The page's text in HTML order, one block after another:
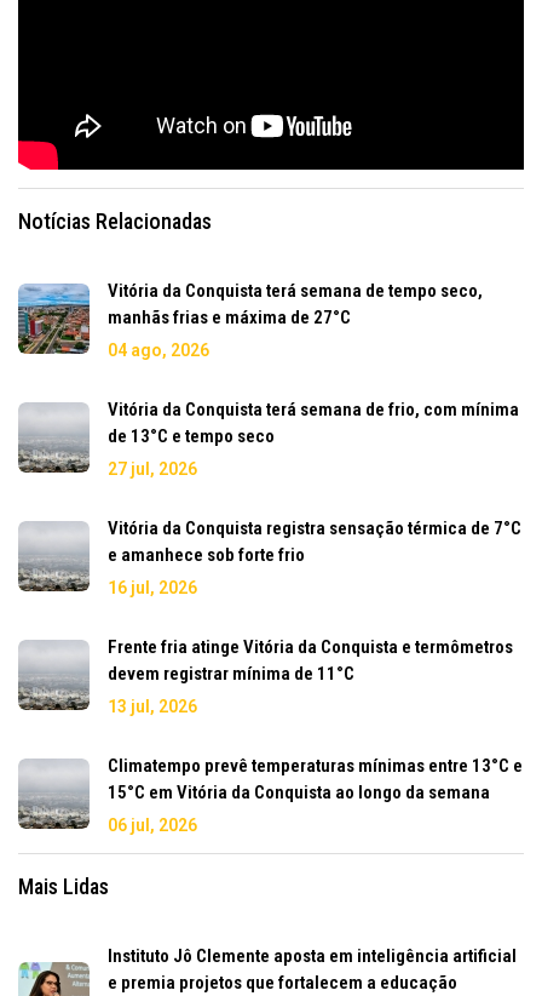
Notícias Relacionadas
Vitória da Conquista terá semana de tempo seco,
manhãs frias e máxima de 27°C
04 ago, 2026
Vitória da Conquista terá semana de frio, com mínima
de 13°C e tempo seco
27 jul, 2026
Vitória da Conquista registra sensação térmica de 7°C
e amanhece sob forte frio
16 jul, 2026
Frente fria atinge Vitória da Conquista e termômetros
devem registrar mínima de 11°C
13 jul, 2026
Climatempo prevê temperaturas mínimas entre 13°C e
15°C em Vitória da Conquista ao longo da semana
06 jul, 2026
Mais Lidas
Instituto Jô Clemente aposta em inteligência artificial
e premia projetos que fortalecem a educação